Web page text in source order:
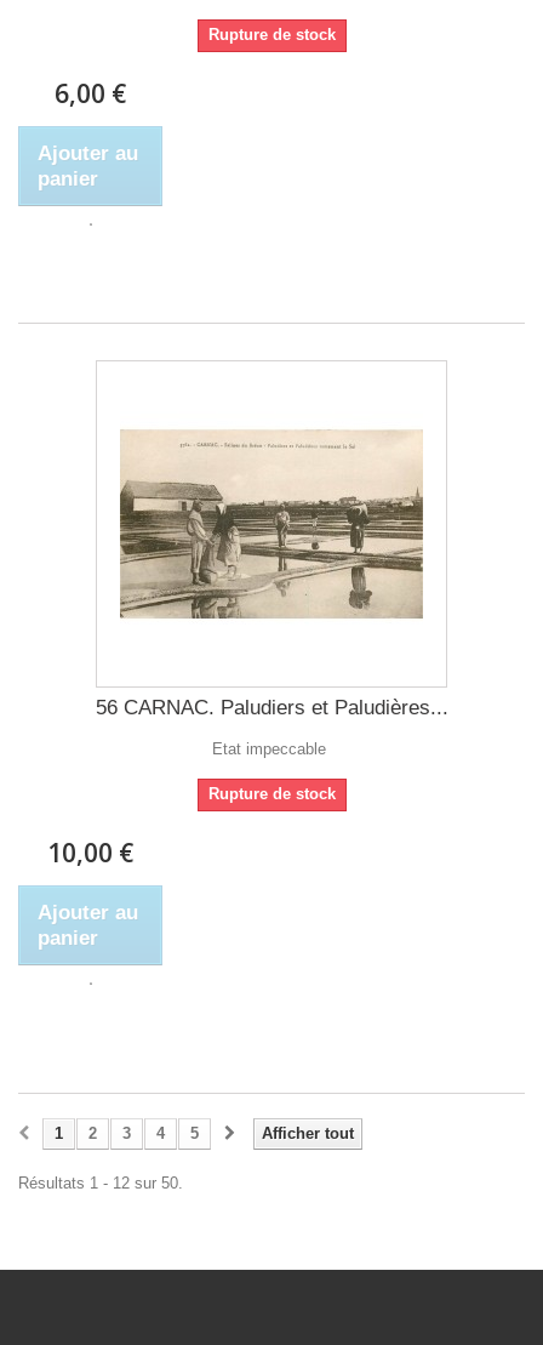
Rupture de stock
6,00 €
Ajouter au
panier
56 CARNAC. Paludiers et Paludières...
Etat impeccable
Rupture de stock
10,00 €
Ajouter au
panier
Afficher tout
1 2 3 4 5
Résultats 1 - 12 sur 50.